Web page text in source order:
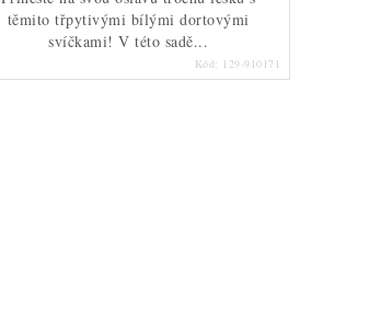
těmito třpytivými bílými dortovými
svíčkami! V této sadě...
Kód: 129-910171